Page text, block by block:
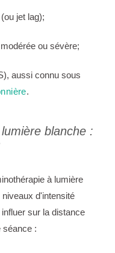
jet lag);
modérée ou sévère;
aussi connu sous
.
blanche :
à lumière
d'intensité
sur la distance
séance :